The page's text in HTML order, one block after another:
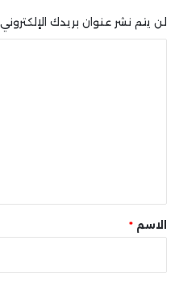
لن يتم نشر عنوان بريدك الإلكتروني.
* الاسم *